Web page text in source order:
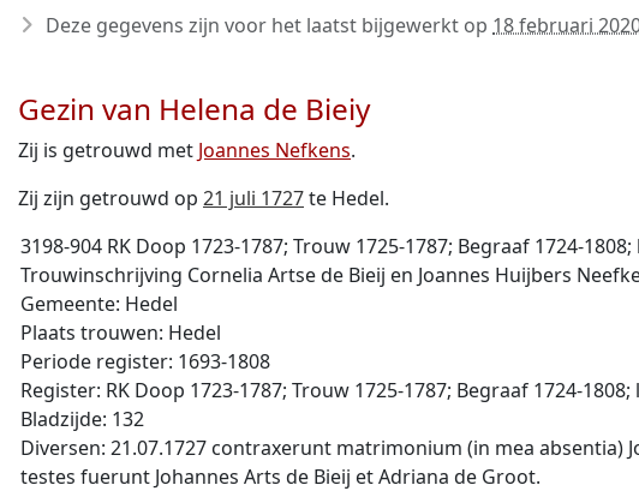
Deze gegevens zijn voor het laatst bijgewerkt op 18 februari
Gezin van Helena de Bieiy
Zij is getrouwd met Joannes Nefkens.
Zij zijn getrouwd op 21 juli 1727te Hedel.
3198-904 RK Doop 1723-1787; Trouw 1725-1787; Begraaf 1724-
Trouwinschrijving Cornelia Artse de Bieij en Joannes Huijbers
Gemeente: Hedel
Plaats trouwen: Hedel
Periode register: 1693-1808
Register: RK Doop 1723-1787; Trouw 1725-1787; Begraaf 1724-
Bladzijde: 132
Diversen: 21.07.1727 contraxerunt matrimonium (in mea absentia)
testes fuerunt Johannes Arts de Bieij et Adriana de Groot.